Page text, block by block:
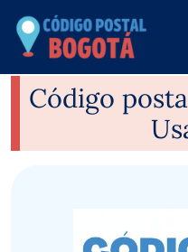
contenido
Código